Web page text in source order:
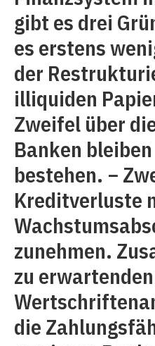
gibt es drei
es erstens
der
illiquiden
Zweifel über
Banken
bestehen. −
Kreditverluste
zunehmen.
zu
die